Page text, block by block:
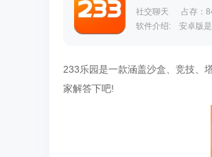
社交聊天 占存：
233乐园是一款涵盖沙盒、竞技、
家解答下吧!